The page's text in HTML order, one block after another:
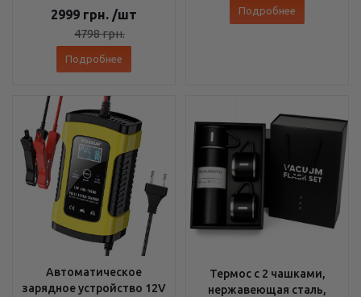
2999 грн. /шт
4798грн.
Подробнее
Подробнее
Автоматическое
зарядное устройство 12V
Термос с 2 чашками,
нержавеющая сталь,